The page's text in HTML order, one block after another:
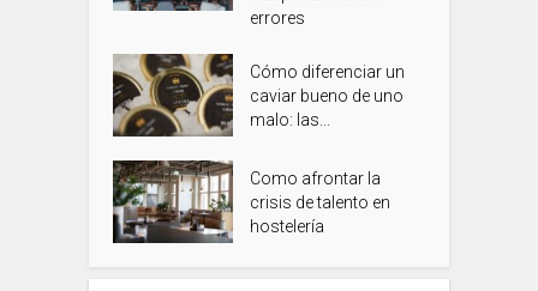
errores
Cómo diferenciar un
caviar bueno de uno
malo: las...
Como afrontar la
crisis de talento en
hostelería